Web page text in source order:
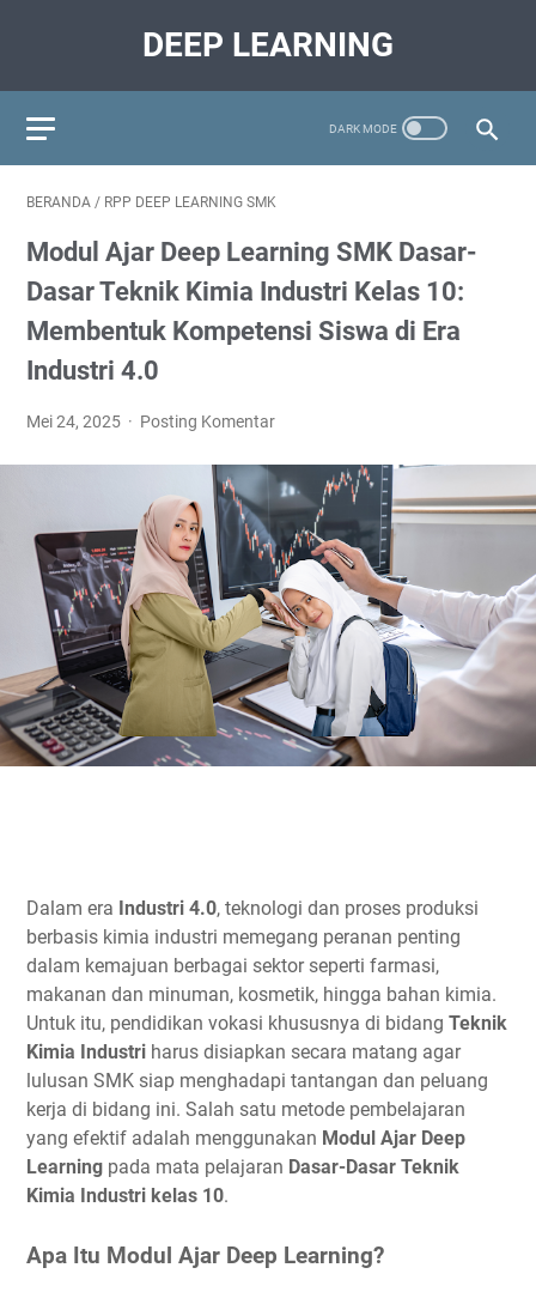
DEEP LEARNING
BERANDA / RPP DEEP LEARNING SMK
Modul Ajar Deep Learning SMK Dasar-
Dasar Teknik Kimia Industri Kelas 10:
Membentuk Kompetensi Siswa di Era
Industri 4.0
Mei 24, 2025 Posting Komentar
Dalam era Industri 4.0, teknologi dan proses produksi
berbasis kimia industri memegang peranan penting
dalam kemajuan berbagai sektor seperti farmasi,
makanan dan minuman, kosmetik, hingga bahan kimia.
Untuk itu, pendidikan vokasi khususnya di bidang Teknik
Kimia Industri harus disiapkan secara matang agar
lulusan SMK siap menghadapi tantangan dan peluang
kerja di bidang ini. Salah satu metode pembelajaran
yang efektif adalah menggunakan Modul Ajar Deep
Learning pada mata pelajaran Dasar-Dasar Teknik
Kimia Industri kelas 10.
Apa Itu Modul Ajar Deep Learning?